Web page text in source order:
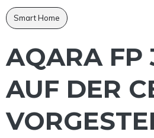
Smart Home
AQARA FP
AUF DER